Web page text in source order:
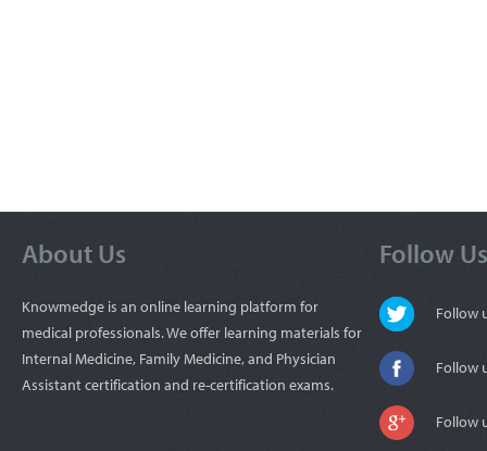
About Us
Knowmedge is an online learning platform for
medical professionals. We offer learning materials for
Internal Medicine, Family Medicine, and Physician
Assistant certification and re-certification exams.
Follow Us
Follow
Follow
Follow